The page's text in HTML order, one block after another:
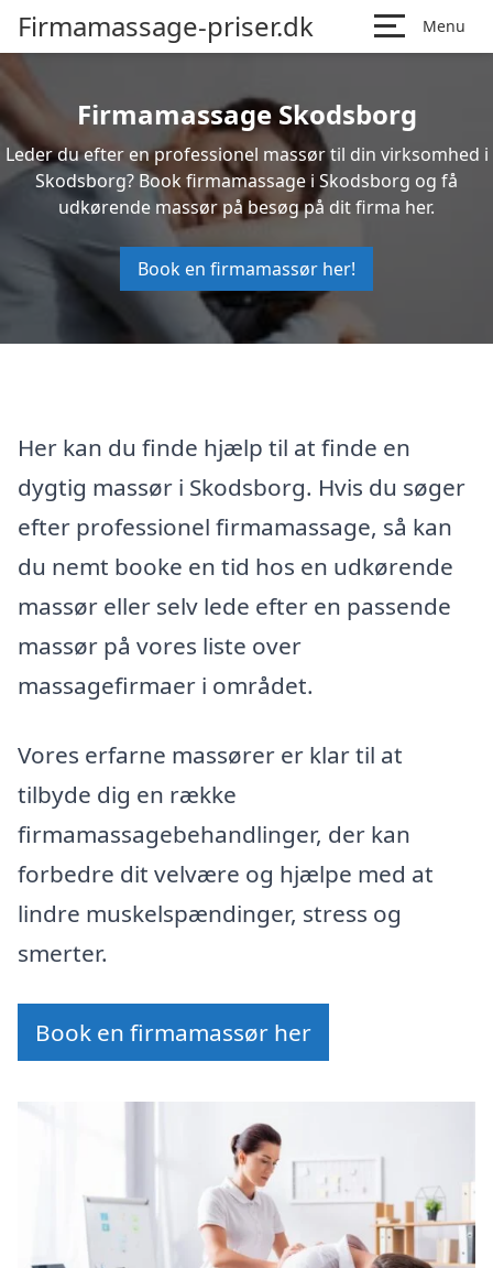
Firmamassage-priser.dk Menu
Firmamassage Skodsborg
Leder du efter en professionel massør til din virksomhed i
Skodsborg? Book firmamassage i Skodsborg og få
udkørende massør på besøg på dit firma her.
Book en firmamassør her!
Her kan du finde hjælp til at finde en
dygtig massør i Skodsborg. Hvis du søger
efter professionel firmamassage, så kan
du nemt booke en tid hos en udkørende
massør eller selv lede efter en passende
massør på vores liste over
massagefirmaer i området.
Vores erfarne massører er klar til at
tilbyde dig en række
firmamassagebehandlinger, der kan
forbedre dit velvære og hjælpe med at
lindre muskelspændinger, stress og
smerter.
Book en firmamassør her